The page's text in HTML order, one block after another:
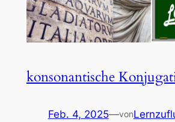
konsonantische
Feb. 4, 2025—von